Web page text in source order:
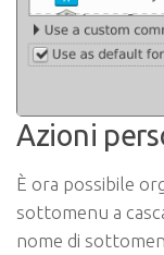
Azioni
È ora possibile
sottomenu a
nome di